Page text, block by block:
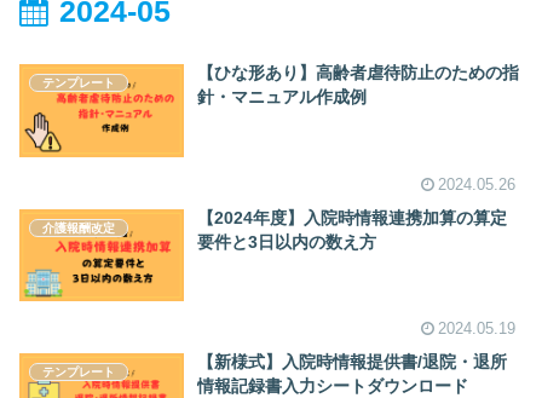
2024-05
テンプレート
【ひな形あり】高齢者虐待防止のための指
針・マニュアル作成例
2024.05.26
介護報酬改定
【2024年度】入院時情報連携加算の算定
要件と3日以内の数え方
2024.05.19
テンプレート
【新様式】入院時情報提供書/退院・退所
情報記録書入力シートダウンロード